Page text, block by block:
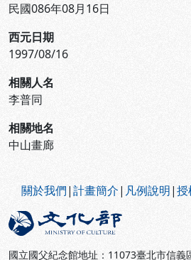
民國086年08月16日
西元日期
1997/08/16
相關人名
李普同
相關地名
中山畫廊
關於我們|計畫簡介| 凡例說明|授
國立國父紀念館地址：11073臺北市信義